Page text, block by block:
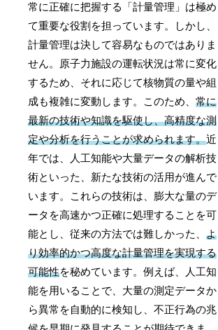
常に正確に把握する「計量管理」は極め
て重要な役割を担っています。しかし、
計量管理は決して容易なものではありま
せん。原子力施設の運転状況は常に変化
するため、それに応じて核物質の量や組
成も複雑に変動します。このため、常に
最新の技術や知識を駆使し、高精度な測
定や分析を行うことが求められます。近
年では、人工知能や大量データの解析技
術といった、新たな技術の活用が進んで
います。これらの技術は、膨大な量のデ
ータを高速かつ正確に処理することを可
能とし、従来の方法では難しかった、よ
り効率的かつ高度な計量管理を実現する
可能性を秘めています。例えば、人工知
能を用いることで、大量の測定データか
ら異常を自動的に検知し、不正行為の兆